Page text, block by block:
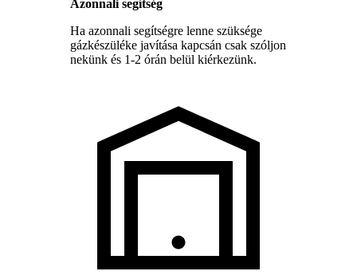
Azonnali segítség
Ha azonnali segítségre lenne szüksége
gázkészüléke javítása kapcsán csak szóljon
nekünk és 1-2 órán belül kiérkezünk.